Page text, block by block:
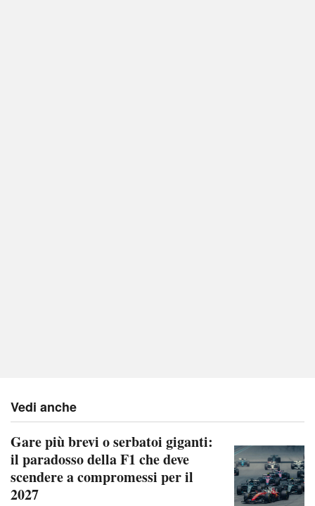
Vedi anche
Gare più brevi o serbatoi giganti:
il paradosso della F1 che deve
scendere a compromessi per il
2027